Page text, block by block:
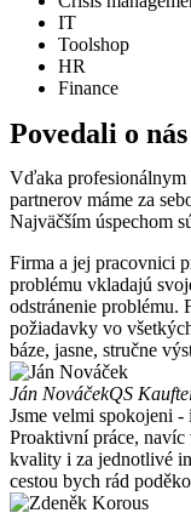
IT
Toolshop
HR
Finance
Povedali o nás
Vďaka profesionálnym
partnerov máme za
Najväčším úspechom
Firma a jej pracovnici
problému vkladajú
odstránenie problému.
požiadavky vo
báze, jasne, stručne
Ján NováčekQS
Jsme velmi spokojeni
Proaktivní práce, navíc
kvality i za jednotlivé
cestou bych rád